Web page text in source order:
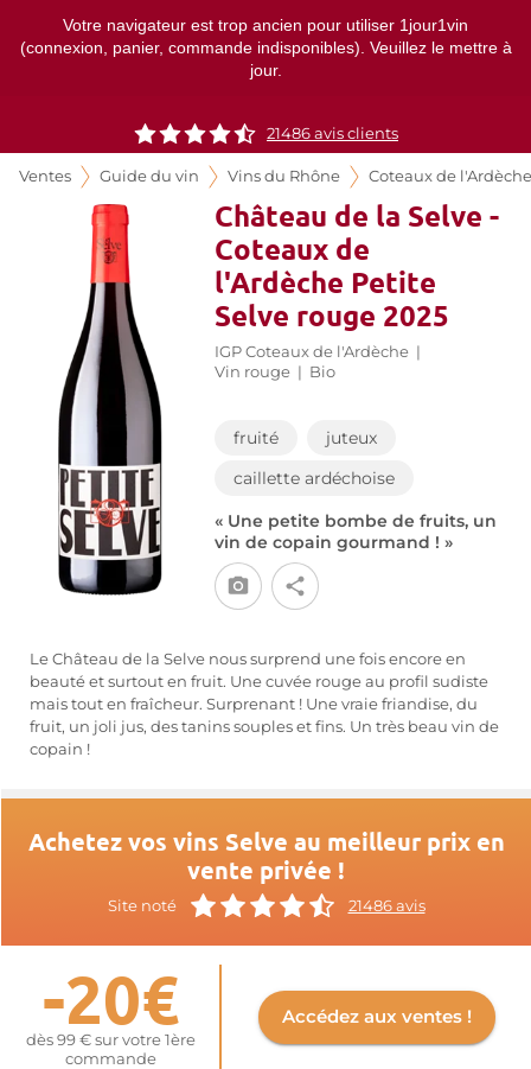
Votre navigateur est trop ancien pour utiliser 1jour1vin
(connexion, panier, commande indisponibles). Veuillez le mettre à
jour.
21486 avis clients
Ventes Guide du vin Vins du Rhône Coteaux de l'Ardèche
Château de la Selve -
Coteaux de
l'Ardèche Petite
Selve rouge 2025
IGP Coteaux de l'Ardèche |
Vin rouge | Bio
fruité
juteux
caillette ardéchoise
« Une petite bombe de fruits, un
vin de copain gourmand ! »
Le Château de la Selve nous surprend une fois encore en
beauté et surtout en fruit. Une cuvée rouge au profil sudiste
mais tout en fraîcheur. Surprenant ! Une vraie friandise, du
fruit, un joli jus, des tanins souples et fins. Un très beau vin de
copain !
Achetez vos vins Selve au meilleur prix en
vente privée !
Site noté 21486 avis
-20€
dès 99 € sur votre 1ère
commande
Accédez aux ventes !